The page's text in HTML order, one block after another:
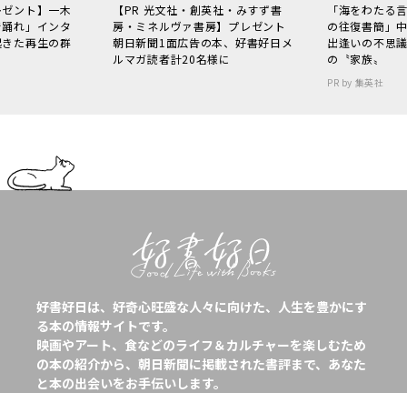
ント】一木
れ」インタ
た再生の群
【PR 光文社・創英社・みすず書
房・ミネルヴァ書房】プレゼント
朝日新聞1面広告の本、好書好日メ
ルマガ読者計20名様に
「海をわた
の往復書簡」
出逢いの不思
の〝家族〟
PR by 集英社
好書好日は、好奇心旺盛な人々に向けた、人生を豊かにす
る本の情報サイトです。
映画やアート、食などのライフ＆カルチャーを楽しむため
の本の紹介から、朝日新聞に掲載された書評まで、あなた
と本の出会いをお手伝いします。